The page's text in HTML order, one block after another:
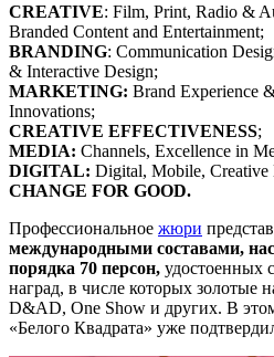
CREATIVE: Film, Print, Radio &
Branded Content and Entertainment;
BRANDING: Communication
& Interactive Design;
MARKETING: Brand Experience
Innovations;
CREATIVE EFFECTIVENESS;
MEDIA: Channels, Excellence in
DIGITAL: Digital, Mobile, Creative
CHANGE FOR GOOD.
Профессиональное жюри
международными составами,
порядка 70 персон, удостоенных
наград, в числе которых золотые
D&AD, One Show и других. В
«Белого Квадрата» уже